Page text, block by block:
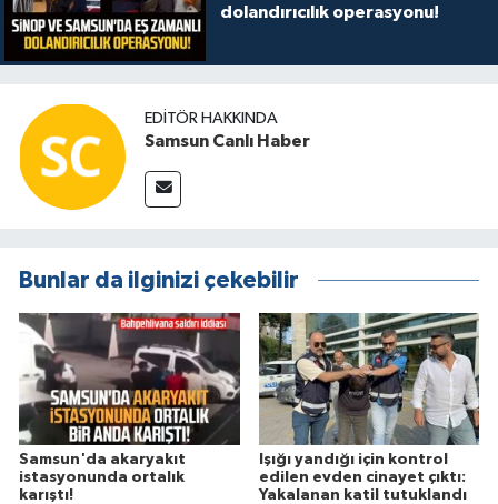
dolandırıcılık operasyonu!
EDITÖR HAKKINDA
Samsun Canlı Haber
Bunlar da ilginizi çekebilir
Samsun'da akaryakıt
istasyonunda ortalık
karıştı!
Işığı yandığı için kontrol
edilen evden cinayet çıktı:
Yakalanan katil tutuklandı